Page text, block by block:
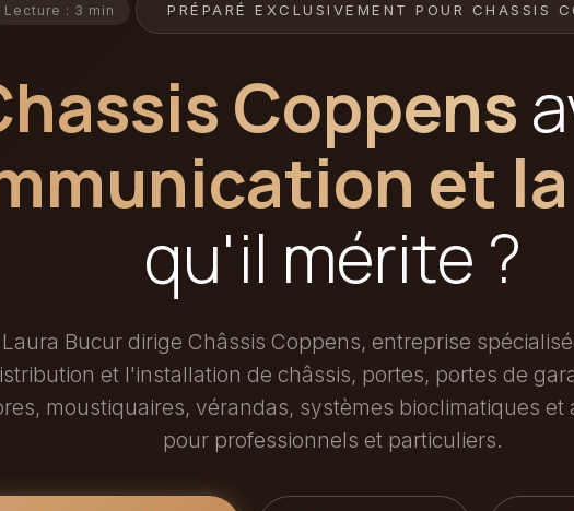
Lecture : 3 min PRÉPARÉ EXCLUSIVEMENT POUR CHASSIS
Coppens
et
qu'il mérite ?
Laura Bucur dirige Châssis Coppens, entreprise
et l'installation de châssis, portes, portes de
moustiquaires, vérandas, systèmes bioclimatiques et
pour professionnels et particuliers.